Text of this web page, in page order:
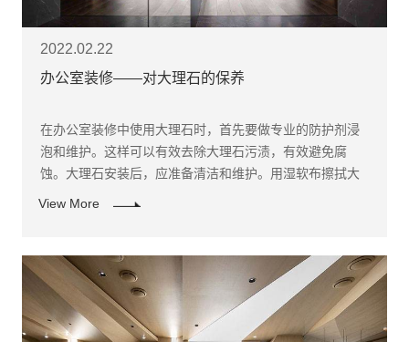
2022.02.22
办公室装修——对大理石的保养
在办公室装修中使用大理石时，首先要做专业的防护剂浸
泡和维护。这样可以有效去除大理石污渍，有效避免腐
蚀。大理石安装后，应准备清洁和维护。用湿软布擦拭大
View More